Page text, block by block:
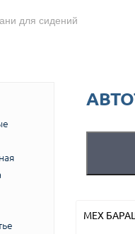
для сидений
МЕХ